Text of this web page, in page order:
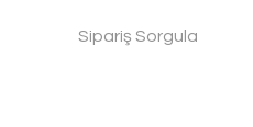
Sipariş Sorgula